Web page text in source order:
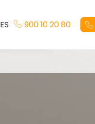
ES 900 10 20 80